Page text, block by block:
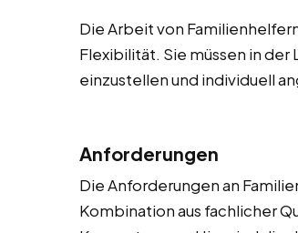
Die Arbeit von
Flexibilität. Sie müssen in
einzustellen und individuell
Anforderungen
Die Anforderungen an
Kombination aus fachlicher